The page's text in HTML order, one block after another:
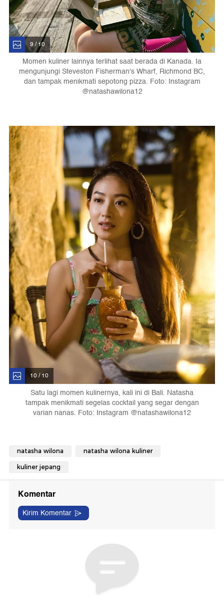
9 / 10
Momen kuliner lainnya terlihat saat berada di Kanada. Ia
mengunjungi Steveston Fisherman's Wharf, Richmond BC,
dan tampak menikmati sepotong pizza. Foto: Instagram
@natashawilona12
10 / 10
Satu lagi momen kulinernya, kali ini di Bali. Natasha
tampak menikmati segelas cocktail yang segar dengan
varian nanas. Foto: Instagram @natashawilona12
natasha wilona natasha wilona kuliner
kuliner jepang